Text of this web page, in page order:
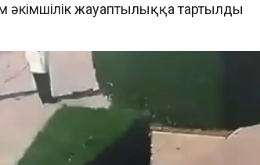
әкімшілік жауаптылыққа тартылды